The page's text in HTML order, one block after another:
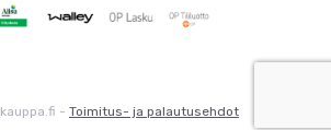
- Toimitus- ja palautusehdot